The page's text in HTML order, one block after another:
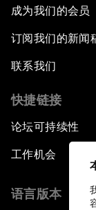
成为我们的会员
订阅我们的新闻
联系我们
快捷链接
论坛可持续性
工作机会
语言版本